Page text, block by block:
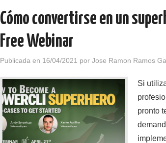
Cómo convertirse en un
Free Webinar
Publicada en 16/04/2021 por Jose Ramon Ramos
Si
pronto